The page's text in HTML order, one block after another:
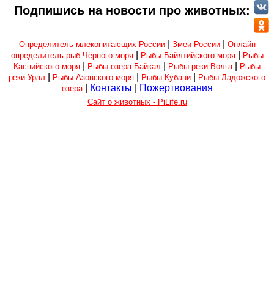
Подпишись на новости про животных:
Определитель млекопитающих России| Змеи России| Онлайн
определитель рыб Чёрного моря| Рыбы Байлтийского моря|
Рыбы
Каспийского моря
Рыбы озера Байкал Рыбы реки Волга
Рыбы
реки Урал
Рыбы Азовского моря Рыбы Кубани
Рыбы Ладожского
озера| Контакты Пожертвования
Сайт о животных - PiLife.ru